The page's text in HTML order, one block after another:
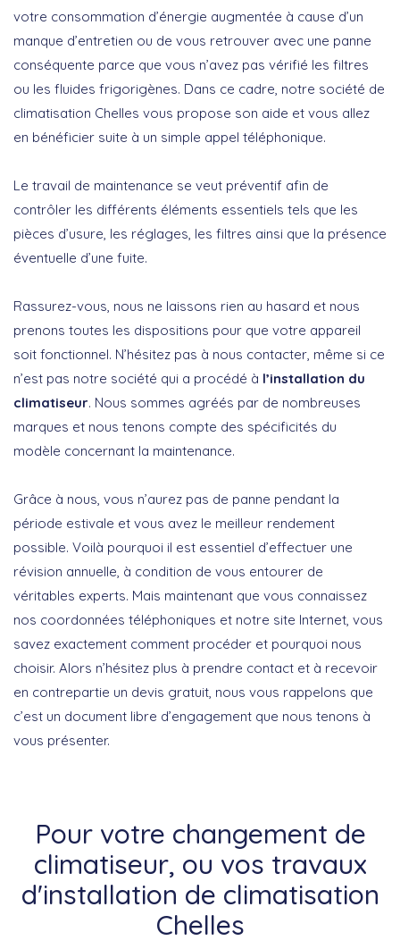
votre consommation d’énergie augmentée à cause d’un
manque d’entretien ou de vous retrouver avec une panne
conséquente parce que vous n’avez pas vérifié les filtres
ou les fluides frigorigènes. Dans ce cadre, notre société de
climatisation Chelles vous propose son aide et vous allez
en bénéficier suite à un simple appel téléphonique.
Le travail de maintenance se veut préventif afin de
contrôler les différents éléments essentiels tels que les
pièces d’usure, les réglages, les filtres ainsi que la présence
éventuelle d’une fuite.
Rassurez-vous, nous ne laissons rien au hasard et nous
prenons toutes les dispositions pour que votre appareil
soit fonctionnel. N’hésitez pas à nous contacter, même si ce
n’est pas notre société qui a procédé à l’installation du
climatiseur. Nous sommes agréés par de nombreuses
marques et nous tenons compte des spécificités du
modèle concernant la maintenance.
Grâce à nous, vous n’aurez pas de panne pendant la
période estivale et vous avez le meilleur rendement
possible. Voilà pourquoi il est essentiel d’effectuer une
révision annuelle, à condition de vous entourer de
véritables experts. Mais maintenant que vous connaissez
nos coordonnées téléphoniques et notre site Internet, vous
savez exactement comment procéder et pourquoi nous
choisir. Alors n’hésitez plus à prendre contact et à recevoir
en contrepartie un devis gratuit, nous vous rappelons que
c’est un document libre d’engagement que nous tenons à
vous présenter.
Pour votre changement de
climatiseur, ou vos travaux
d'installation de climatisation
Chelles